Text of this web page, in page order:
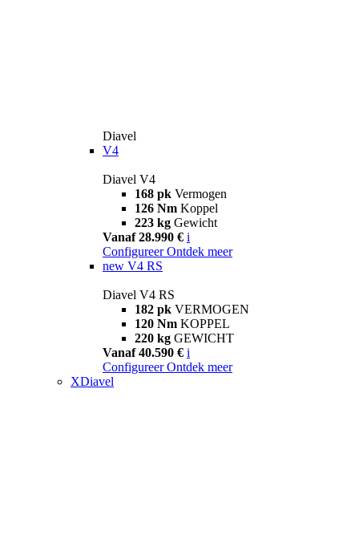
Diavel
V4
Diavel V4
168 pk Vermogen
126 Nm Koppel
223 kg Gewicht
Vanaf 28.990 € i
Configureer Ontdek meer
new V4 RS
Diavel V4 RS
182 pk VERMOGEN
120 Nm KOPPEL
220 kg GEWICHT
Vanaf 40.590 € i
Configureer Ontdek meer
XDiavel